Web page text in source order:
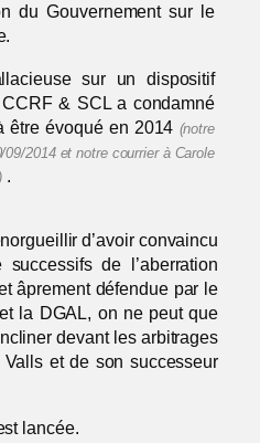
du Gouvernement sur le
sur un dispositif
& SCL a condamné
être évoqué en 2014 (notre
2014 et notre courrier à Carole
.
d’avoir convaincu
de l’aberration
âprement défendue par le
la DGAL, on ne peut que
devant les arbitrages
et de son successeur
lancée.